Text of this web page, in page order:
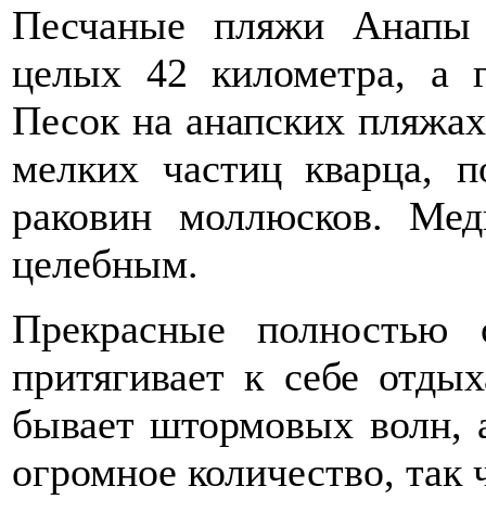
Песчаные пляжи Анапы
целых 42 километра, а
Песок на анапских
мелких частиц кварца,
раковин моллюсков.
целебным.
Прекрасные
притягивает к себе
бывает штормовых волн,
огромное количество,